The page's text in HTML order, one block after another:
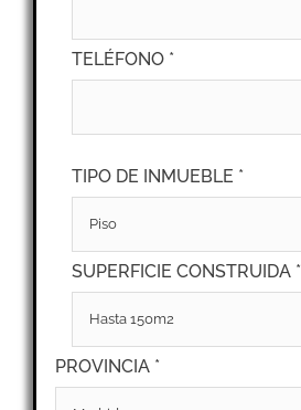
TELÉFONO *
TIPO DE INMUEBLE *
SUPERFICIE CONSTRUIDA *
PROVINCIA *